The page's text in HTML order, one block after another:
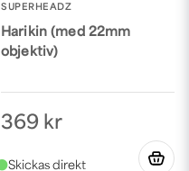
SUPERHEADZ
Harikin (med 22mm
objektiv)
369 kr